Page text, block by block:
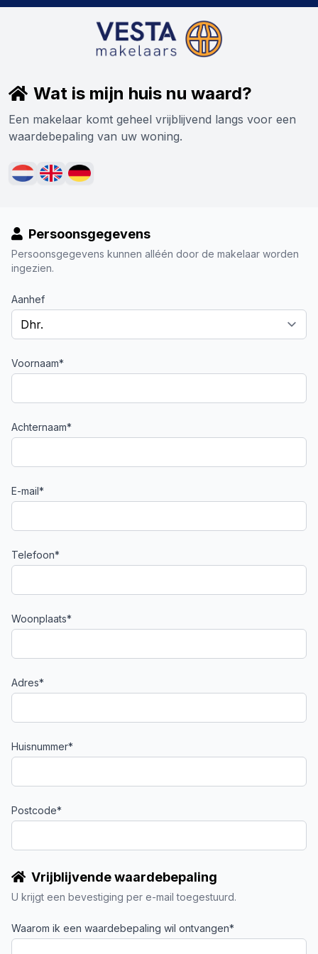
Wat is mijn huis nu waard?
Een makelaar komt geheel vrijblijvend langs voor een
waardebepaling van uw woning.
Persoonsgegevens
Persoonsgegevens kunnen alléén door de makelaar worden
ingezien.
Aanhef
Voornaam*
Achternaam*
E-mail*
Telefoon*
Woonplaats*
Adres*
Huisnummer*
Postcode*
Vrijblijvende waardebepaling
U krijgt een bevestiging per e-mail toegestuurd.
Waarom ik een waardebepaling wil ontvangen*